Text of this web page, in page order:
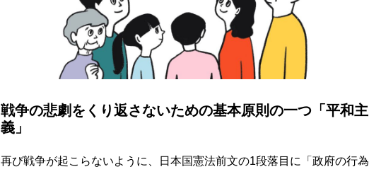
戦争の悲劇をくり返さないための基本原則の一つ「平和主
義」
再び戦争が起こらないように、日本国憲法前文の1段落目に「政府の行為